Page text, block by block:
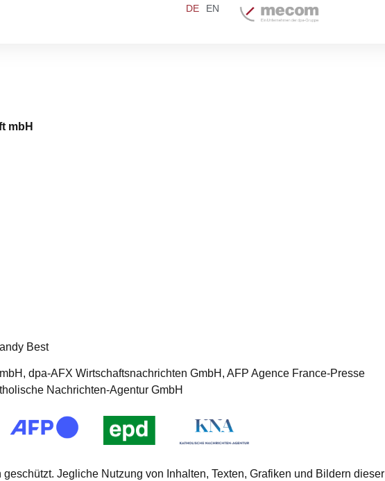
DE EN
mbH
Best
dpa-AFX Wirtschaftsnachrichten GmbH, AFP Agence France-Presse
Nachrichten-Agentur GmbH
Jegliche Nutzung von Inhalten, Texten, Grafiken und Bildern dieser